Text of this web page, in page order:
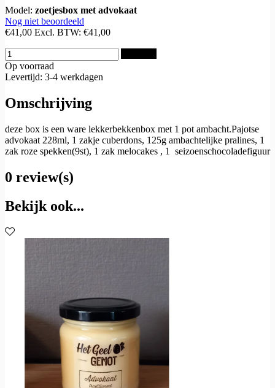
Model: zoetjesbox met advokaat
Nog niet beoordeeld
€41,00 Excl. BTW: €41,00
Op voorraad
Levertijd: 3-4 werkdagen
Omschrijving
deze box is een ware lekkerbekkenbox met 1 pot ambacht.Pajotse
advokaat 228ml, 1 zakje cuberdons, 125g ambachtelijke pralines, 1
zak roze spekken(9st), 1 zak melocakes , 1 seizoenschocoladefiguur
0 review(s)
Bekijk ook...